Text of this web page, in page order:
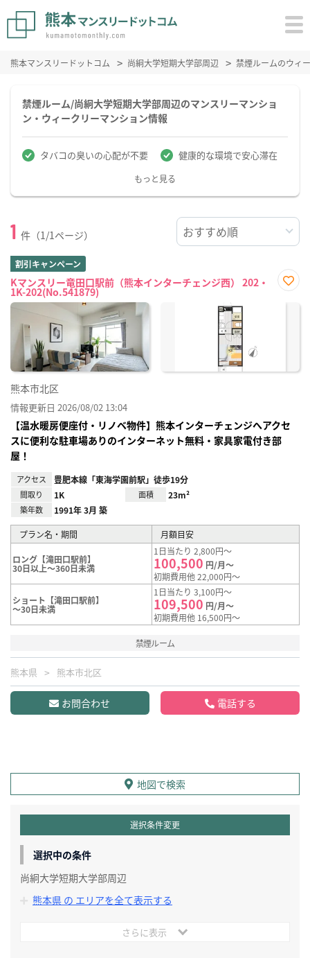
熊本マンスリードットコム 尚絅大学短期大学部周辺 禁煙ルームのウィ
禁煙ルーム/尚絅大学短期大学部周辺のマンスリーマンショ
ン・ウィークリーマンション情報
タバコの臭いの心配が不要 健康的な環境で安心滞在
もっと見る
1 件（1/1ページ）
割引キャンペーン
Kマンスリー竜田口駅前（熊本インターチェンジ西） 202・
1K-202(No.541879)
に入
熊本市北区
情報更新日 2026/08/02 13:04
【温水暖房便座付・リノベ物件】熊本インターチェンジへアクセ
スに便利な駐車場ありのインターネット無料・家具家電付き部
屋！
アクセス 豊肥本線「東海学園前駅」徒歩19分
間取り 1K 面積 23m²
築年数 1991年 3月 築
プラン名・期間 月額目安
ロング【滝田口駅前】
30日以上～360日未満
1日当たり 2,800円～
100,500 円/月～
初期費用他 22,000円～
ショート【滝田口駅前】
～30日未満
1日当たり 3,100円～
109,500 円/月～
初期費用他 16,500円～
禁煙ルーム
熊本県 熊本市北区
お問合わせ 電話する
地図で検索
選択条件変更
選択中の条件
尚絅大学短期大学部周辺
熊本県 の エリアを全て表示する
さらに表示